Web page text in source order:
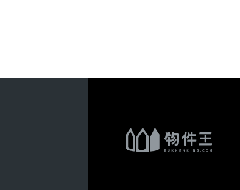
用されたサービスや購入された商品，
的
ルアドレスを利用する場合やユーザーに
，氏名や住所などの連絡先情報を利用す